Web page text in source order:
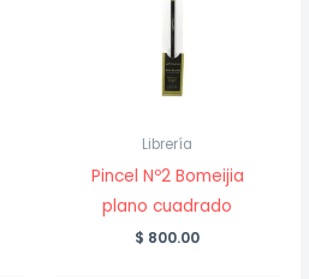
Librería
Pincel Nº2 Bomeijia
plano cuadrado
$ 800.00